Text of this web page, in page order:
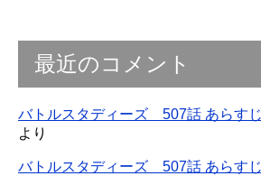
最近のコメント
バトルスタディーズ 507話 あらす
より
バトルスタディーズ 507話 あらす